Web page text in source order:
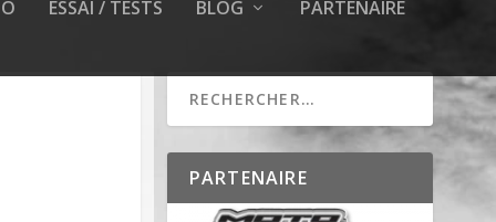
ESSAI / TESTS BLOG PARTENAIRE
PARTENAIRE